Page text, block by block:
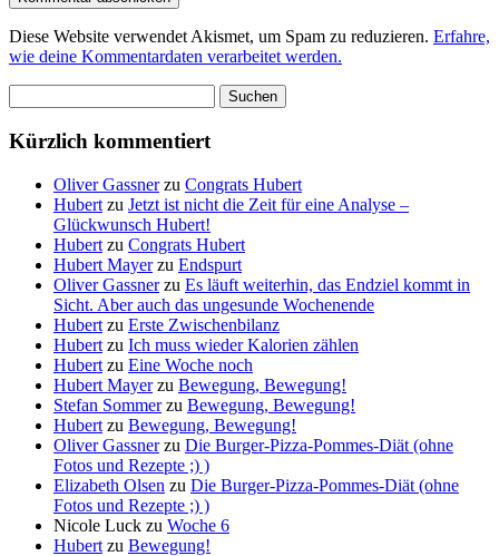
Diese Website verwendet Akismet, um Spam zu reduzieren. Erfahre,
wie deine Kommentardaten verarbeitet werden.
nach:
Kürzlich kommentiert
Oliver Gassnerzu Congrats Hubert
Hubert zu Jetzt ist nicht die Zeit für eine Analyse –
Glückwunsch Hubert!
Hubert zu Congrats Hubert
Hubert Mayerzu Endspurt
Oliver Gassnerzu Es läuft weiterhin, das Endziel kommt in
Sicht. Aber auch das ungesunde Wochenende
Hubert zu Erste Zwischenbilanz
Hubert zu Ich muss wieder Kalorien zählen
Hubert zu Eine Woche noch
Hubert Mayerzu Bewegung, Bewegung!
Stefan Sommerzu Bewegung, Bewegung!
Hubert zu Bewegung, Bewegung!
Oliver Gassnerzu Die Burger-Pizza-Pommes-Diät (ohne
Fotos und Rezepte ;) )
Elizabeth Olsen zu Die Burger-Pizza-Pommes-Diät (ohne
Fotos und Rezepte ;) )
Nicole Luck zu Woche 6
Hubert zu Bewegung!